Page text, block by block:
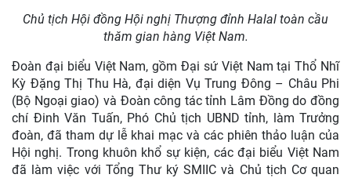
Chủ tịch Hội đồng Hội nghị Thượng đỉnh Halal toàn cầu
thăm gian hàng Việt Nam.
Đoàn đại biểu Việt Nam, gồm Đại sứ Việt Nam tại Thổ Nhĩ
Kỳ Đặng Thị Thu Hà, đại diện Vụ Trung Đông – Châu Phi
(Bộ Ngoại giao) và Đoàn công tác tỉnh Lâm Đồng do đồng
chí Đinh Văn Tuấn, Phó Chủ tịch UBND tỉnh, làm Trưởng
đoàn, đã tham dự lễ khai mạc và các phiên thảo luận của
Hội nghị. Trong khuôn khổ sự kiện, các đại biểu Việt Nam
đã làm việc với Tổng Thư ký SMIIC và Chủ tịch Cơ quan